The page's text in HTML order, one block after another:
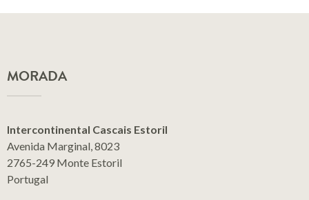
MORADA
Intercontinental Cascais Estoril
Avenida Marginal, 8023
2765-249 Monte Estoril
Portugal